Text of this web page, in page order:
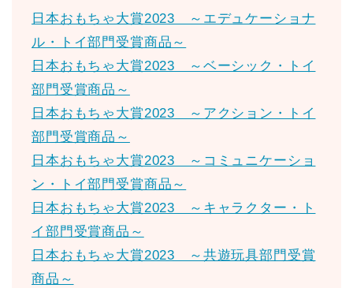
日本おもちゃ大賞2023 ～エデュケーショナ
ル・トイ部門受賞商品～
日本おもちゃ大賞2023 ～ベーシック・トイ
部門受賞商品～
日本おもちゃ大賞2023 ～アクション・トイ
部門受賞商品～
日本おもちゃ大賞2023 ～コミュニケーショ
ン・トイ部門受賞商品～
日本おもちゃ大賞2023 ～キャラクター・ト
イ部門受賞商品～
日本おもちゃ大賞2023 ～共遊玩具部門受賞
商品～